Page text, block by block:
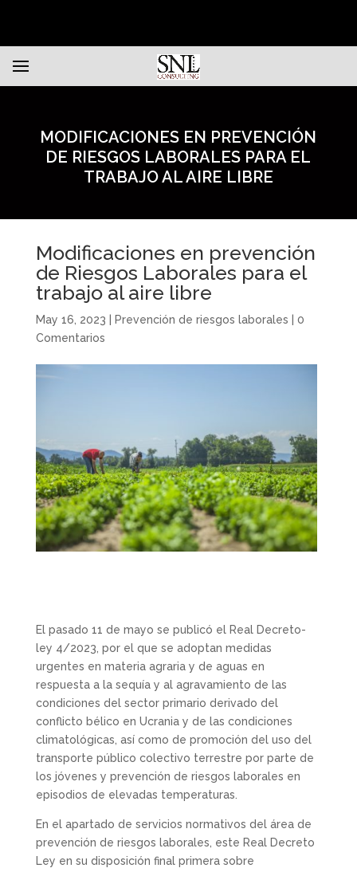
MODIFICACIONES EN PREVENCIÓN
DE RIESGOS LABORALES PARA EL
TRABAJO AL AIRE LIBRE
Modificaciones en prevención
de Riesgos Laborales para el
trabajo al aire libre
May 16, 2023 Prevención de riesgos laborales
0
Comentarios
El pasado 11 de mayo se publicó el Real Decreto-
ley 4/2023, por el que se adoptan medidas
urgentes en materia agraria y de aguas en
respuesta a la sequía y al agravamiento de las
condiciones del sector primario derivado del
conflicto bélico en Ucrania y de las condiciones
climatológicas, así como de promoción del uso del
transporte público colectivo terrestre por parte de
los jóvenes y prevención de riesgos laborales en
episodios de elevadas temperaturas.
En el apartado de servicios normativos del área de
prevención de riesgos laborales, este Real Decreto
Ley en su disposición final primera sobre